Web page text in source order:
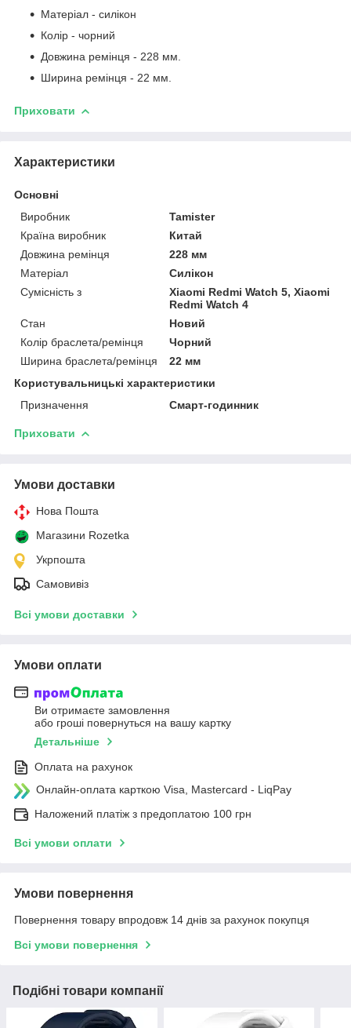
Матеріал - силікон
Колір - чорний
Довжина ремінця - 228 мм.
Ширина ремінця - 22 мм.
Приховати
Характеристики
Основні
Виробник
Tamister
Країна виробник
Китай
Довжина ремінця
228 мм
Матеріал
Силікон
Сумісність з
Xiaomi Redmi Watch 5, Xiaomi
Redmi Watch 4
Стан
Новий
Колір браслета/ремінця
Чорний
Ширина браслета/ремінця
22 мм
Користувальницькі характеристики
Призначення
Смарт-годинник
Приховати
Умови доставки
Нова Пошта
Магазини Rozetka
Укрпошта
Самовивіз
Всі умови доставки
Умови оплати
Ви отримаєте замовлення
або гроші повернуться на вашу картку
Детальніше
Оплата на рахунок
Онлайн-оплата карткою Visa, Mastercard - LiqPay
Наложений платіж з предоплатою 100 грн
Всі умови оплати
Умови повернення
Повернення товару впродовж 14 днів за рахунок покупця
Всі умови повернення
Подібні товари компанії